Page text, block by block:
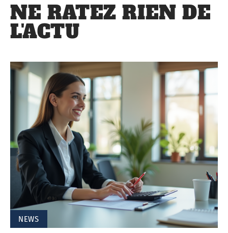
NE RATEZ RIEN DE
L'ACTU
NEWS